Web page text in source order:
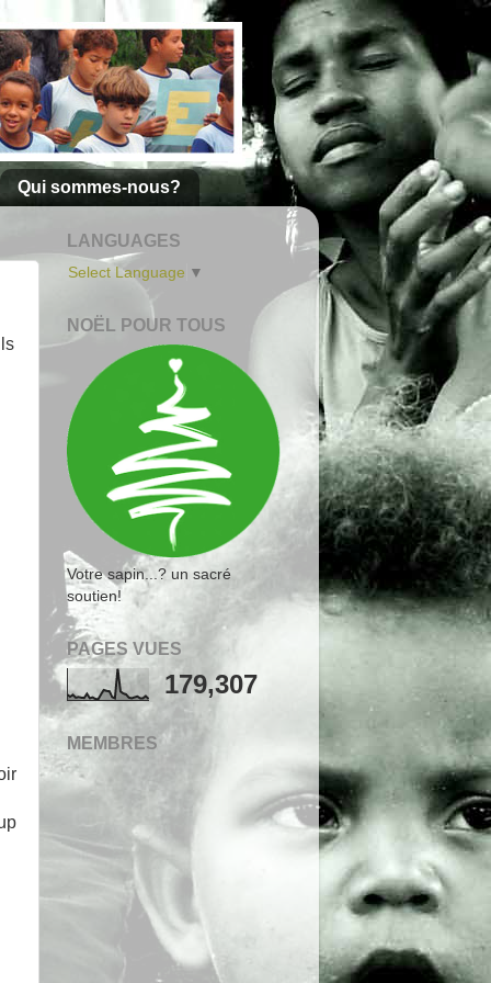
Qui sommes-nous?
LANGUAGES
Select Language ▼
NOËL POUR TOUS
Votre sapin...? un sacré
soutien!
PAGES VUES
179,307
MEMBRES